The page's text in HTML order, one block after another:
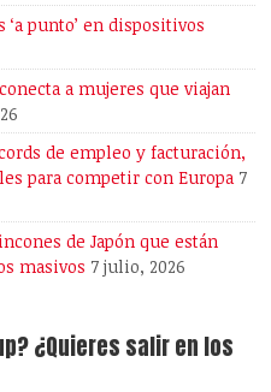
‘a punto’ en dispositivos
a mujeres que viajan
de empleo y facturación,
para competir con Europa 7
de Japón que están
masivos 7 julio, 2026
los